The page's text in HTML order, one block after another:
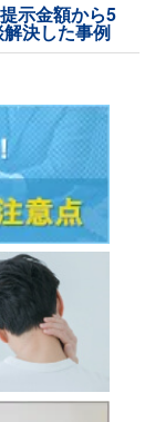
示金額から5
決した事例